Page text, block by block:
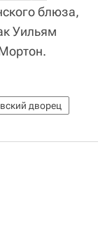
блюза,
Уильям
дворец